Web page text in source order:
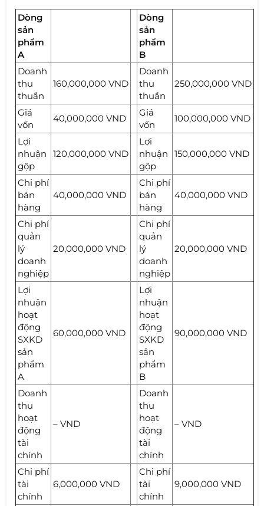
Dòng
sản
phẩm
A
Dòng
sản
phẩm
B
Doanh
thu
thuần
160,000,000 VND
Doanh
thu
thuần
250,000,000 VND
Giá
vốn
40,000,000 VND
Giá
vốn
100,000,000 VND
Lợi
nhuận
gộp
120,000,000 VND
Lợi
nhuận
gộp
150,000,000 VND
Chi phí
bán
hàng
40,000,000 VND
Chi phí
bán
hàng
40,000,000 VND
Chi phí
quản
lý
doanh
nghiệp
20,000,000 VND
Chi phí
quản
lý
doanh
nghiệp
20,000,000 VND
Lợi
nhuận
hoạt
động
SXKD
sản
phẩm
A
60,000,000 VND
Lợi
nhuận
hoạt
động
SXKD
sản
phẩm
B
90,000,000 VND
Doanh
thu
hoạt
động
tài
chính
– VND
Doanh
thu
hoạt
động
tài
chính
– VND
Chi phí
tài
chính
6,000,000 VND
Chi phí
tài
chính
9,000,000 VND